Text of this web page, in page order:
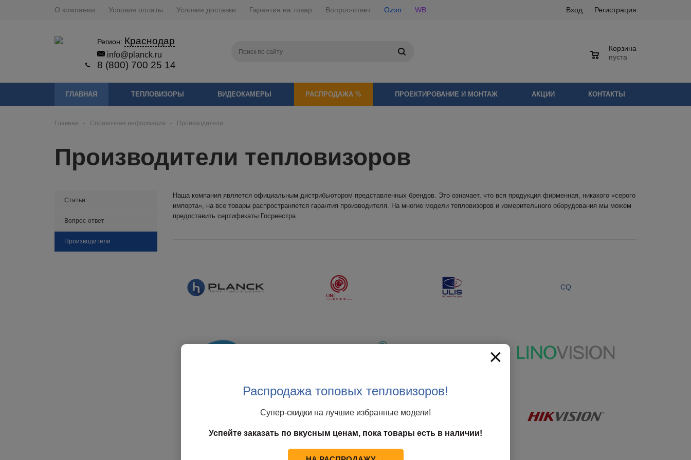
О компании Условия оплаты Условия доставки Гарантия на товар Вопрос-ответ Ozon WB Вход Регистрация
Регион: Краснодар
info@planck.ru
8 (800) 700 25 14
Корзина
пуста
ГЛАВНАЯ ТЕПЛОВИЗОРЫ ВИДЕОКАМЕРЫ РАСПРОДАЖА % ПРОЕКТИРОВАНИЕ И МОНТАЖ АКЦИИ КОНТАКТЫ
Главная - Справочная информация - Производители
Производители тепловизоров
Статьи
Вопрос-ответ
Производители
Наша компания является официальным дистрибьютором представленных брендов. Это означает, что вся продукция фирменная, никакого «серого
импорта», на все товары распространяется гарантия производителя. На многие модели тепловизоров и измерительного оборудования мы можем
предоставить сертификаты Госреестра.
CQ
×
Распродажа топовых тепловизоров!
Супер-скидки на лучшие избранные модели!
Успейте заказать по вкусным ценам, пока товары есть в наличии!